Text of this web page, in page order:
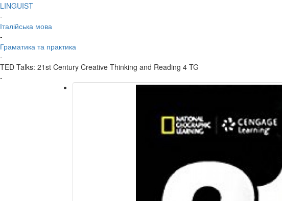
LINGUIST
-
Італійська мова
-
Граматика та практика
-
TED Talks: 21st Century Creative Thinking and Reading 4 TG
-